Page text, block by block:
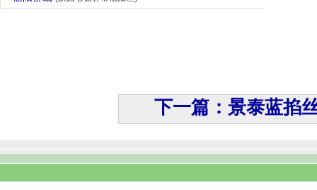
下一篇：景泰蓝掐